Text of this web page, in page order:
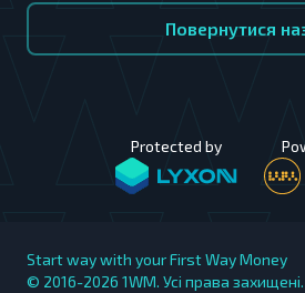
Повернутися
Protected by
Start way with your First Way Money
© 2016-2026 1WM. Усі права захищені.